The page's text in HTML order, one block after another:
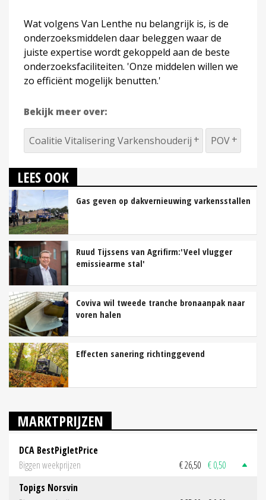
Wat volgens Van Lenthe nu belangrijk is, is de
onderzoeksmiddelen daar beleggen waar de
juiste expertise wordt gekoppeld aan de beste
onderzoeksfaciliteiten. 'Onze middelen willen we
zo efficiënt mogelijk benutten.'
Bekijk meer over:
Coalitie Vitalisering Varkenshouderij POV
LEES OOK
Gas geven op dakvernieuwing varkensstallen
Ruud Tijssens van Agrifirm:'Veel vlugger
emissiearme stal'
Coviva wil tweede tranche bronaanpak naar
voren halen
Effecten sanering richtinggevend
MARKTPRIJZEN
DCA BestPigletPrice
Biggen weekprijzen
€ 26,50 € 0,50
Topigs Norsvin